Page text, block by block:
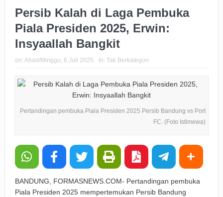
Persib Kalah di Laga Pembuka
Piala Presiden 2025, Erwin:
Insyaallah Bangkit
on: Ahad/Minggu, 6 Juli 2025 In: Tak Berkategori
Pertandingan pembuka Piala Presiden 2025 Persib Bandung vs Port
FC. (Foto Istimewa)
BANDUNG, FORMASNEWS.COM- Pertandingan pembuka
Piala Presiden 2025 mempertemukan Persib Bandung